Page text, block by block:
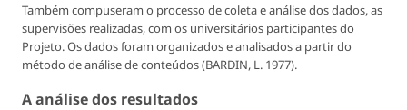
Também compuseram o processo de coleta e análise dos dados, as
supervisões realizadas, com os universitários participantes do
Projeto. Os dados foram organizados e analisados a partir do
método de análise de conteúdos (BARDIN, L. 1977).
A análise dos resultados